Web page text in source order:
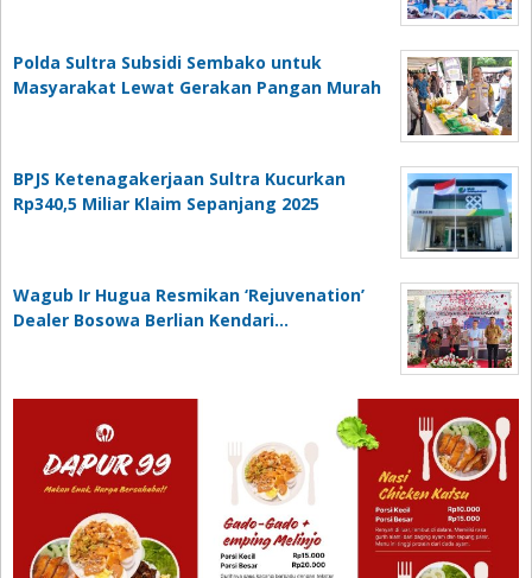
Polda Sultra Subsidi Sembako untuk
Masyarakat Lewat Gerakan Pangan Murah
BPJS Ketenagakerjaan Sultra Kucurkan
Rp340,5 Miliar Klaim Sepanjang 2025
Wagub Ir Hugua Resmikan ‘Rejuvenation’
Dealer Bosowa Berlian Kendari…